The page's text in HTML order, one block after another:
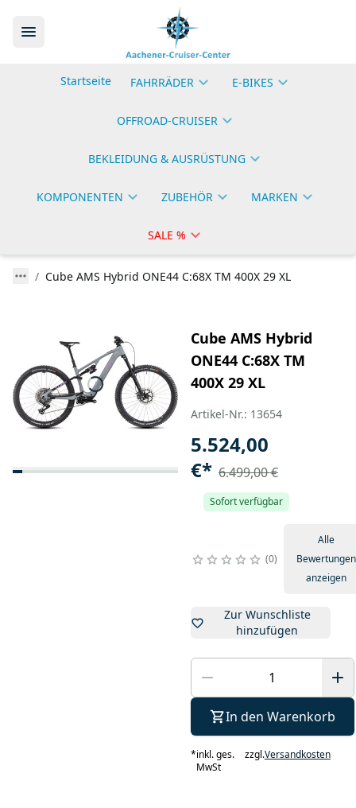
Startseite FAHRRÄDER E-BIKES
OFFROAD-CRUISER
BEKLEIDUNG & AUSRÜSTUNG
KOMPONENTEN ZUBEHÖR MARKEN
SALE %
Cube AMS Hybrid ONE44 C:68X TM 400X 29 XL
Cube AMS Hybrid
ONE44 C:68X TM
400X 29 XL
Artikel-Nr.: 13654
5.524,00
€* 6.499,00 €
Sofort verfügbar
0
Alle
Bewertungen
anzeigen
Zur Wunschliste
hinzufügen
In den Warenkorb
*inkl. ges.
MwSt
zzgl.Versandkosten